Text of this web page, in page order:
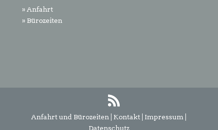
» Anfahrt
» Bürozeiten
Anfahrt und Bürozeiten Kontakt Impressum
Datenschutz